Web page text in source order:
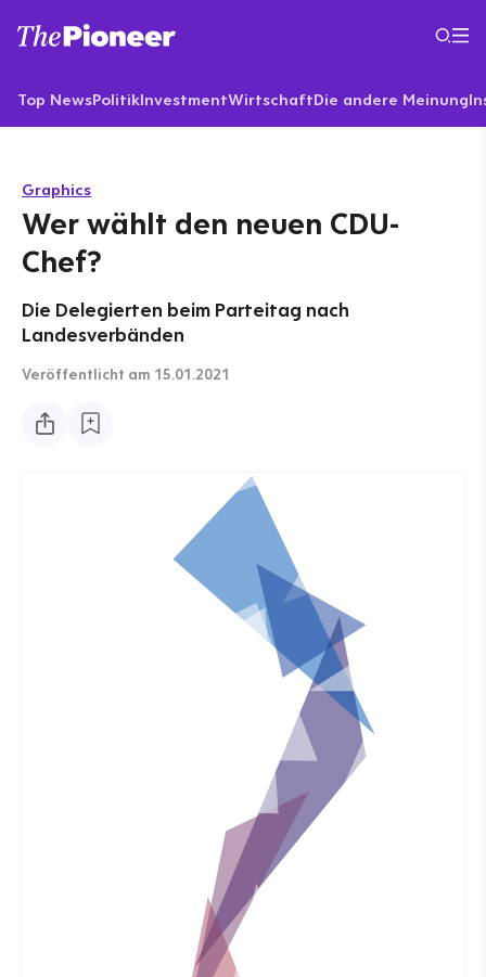
Top NewsPolitikInvestmentWirtschaftDie andere Meinung
Graphics
Wer wählt den neuen CDU-
Chef?
Die Delegierten beim Parteitag nach
Landesverbänden
Veröffentlicht am 15.01.2021